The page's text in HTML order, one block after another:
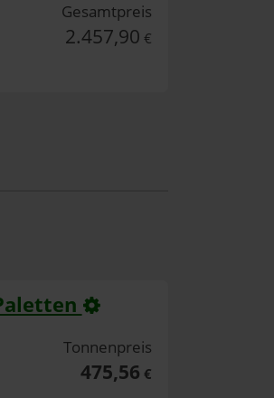
Gesamtpreis
2.457,90 €
Tonnenpreis
475,56 €